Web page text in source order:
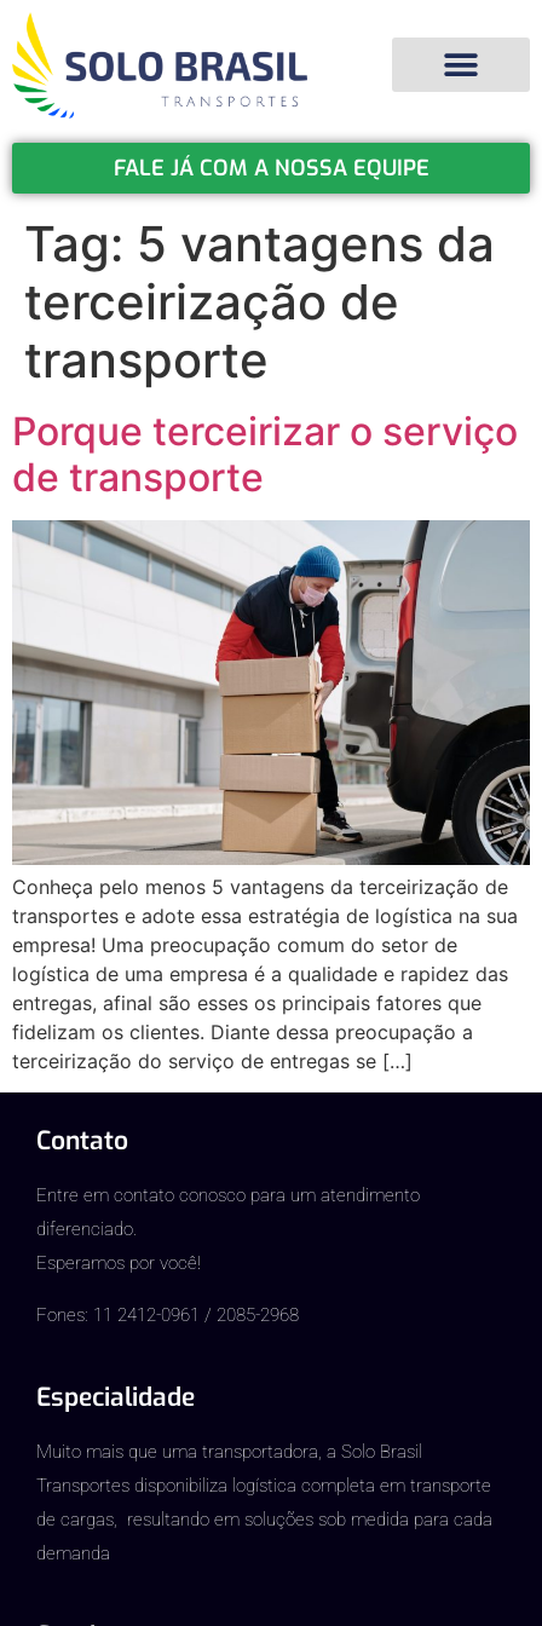
FALE JÁ COM A NOSSA EQUIPE
Tag: 5 vantagens da
terceirização de
transporte
Porque terceirizar o serviço
de transporte
Conheça pelo menos 5 vantagens da terceirização de
transportes e adote essa estratégia de logística na sua
empresa! Uma preocupação comum do setor de
logística de uma empresa é a qualidade e rapidez das
entregas, afinal são esses os principais fatores que
fidelizam os clientes. Diante dessa preocupação a
terceirização do serviço de entregas se […]
Contato
Entre em contato conosco para um atendimento
diferenciado.
Esperamos por você!
Fones: 11 2412-0961 / 2085-2968
Especialidade
Muito mais que uma transportadora, a Solo Brasil
Transportes disponibiliza logística completa em transporte
de cargas, resultando em soluções sob medida para cada
demanda